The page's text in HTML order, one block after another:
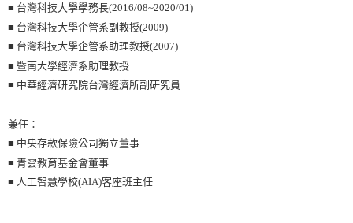
■ 台灣科技大學學務長(2016/08~2020/01)
■ 台灣科技大學企管系副教授(2009)
■ 台灣科技大學企管系助理教授(2007)
■ 暨南大學經濟系助理教授
■ 中華經濟研究院台灣經濟所副研究員
兼任：
■ 中央存款保險公司獨立董事
■ 青雲教育基金會董事
■ 人工智慧學校(AIA)客座班主任